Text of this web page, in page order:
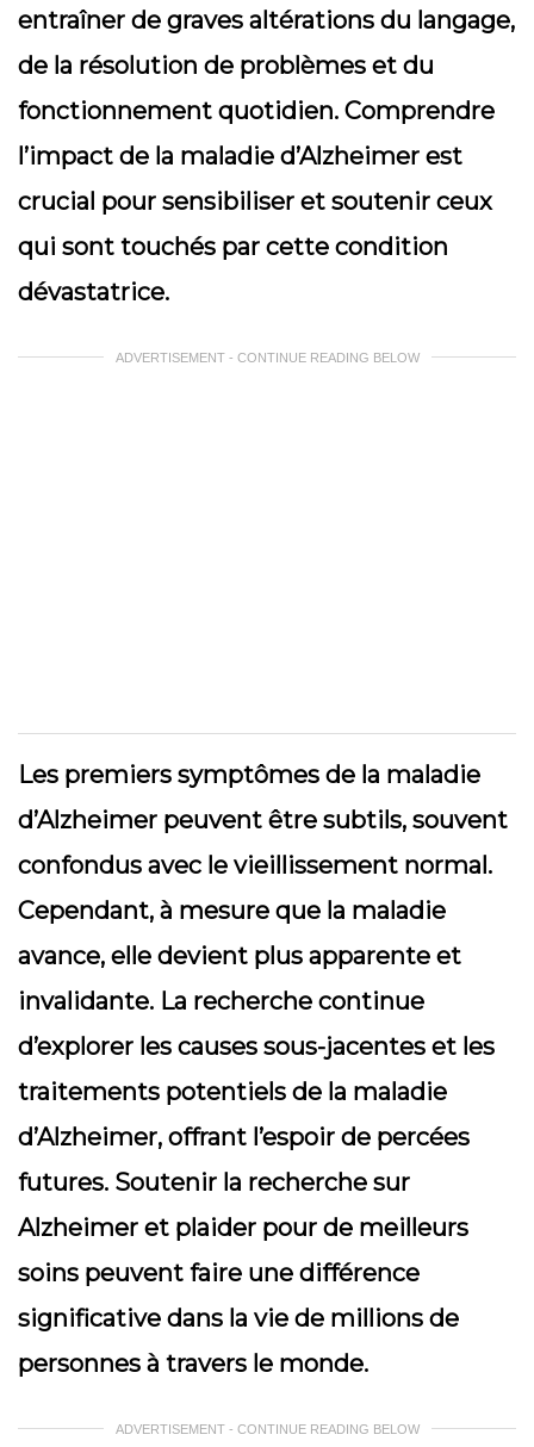
entraîner de graves altérations du langage,
de la résolution de problèmes et du
fonctionnement quotidien. Comprendre
l’impact de la maladie d’Alzheimer est
crucial pour sensibiliser et soutenir ceux
qui sont touchés par cette condition
dévastatrice.
ADVERTISEMENT - CONTINUE READING BELOW
Les premiers symptômes de la maladie
d’Alzheimer peuvent être subtils, souvent
confondus avec le vieillissement normal.
Cependant, à mesure que la maladie
avance, elle devient plus apparente et
invalidante. La recherche continue
d’explorer les causes sous-jacentes et les
traitements potentiels de la maladie
d’Alzheimer, offrant l’espoir de percées
futures. Soutenir la recherche sur
Alzheimer et plaider pour de meilleurs
soins peuvent faire une différence
significative dans la vie de millions de
personnes à travers le monde.
ADVERTISEMENT - CONTINUE READING BELOW